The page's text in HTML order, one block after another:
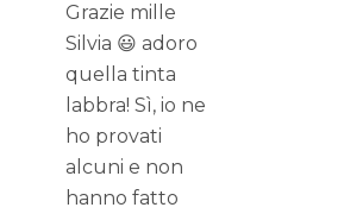
Grazie mille
Silvia 😃 adoro
quella tinta
labbra! Sì, io ne
ho provati
alcuni e non
hanno fatto